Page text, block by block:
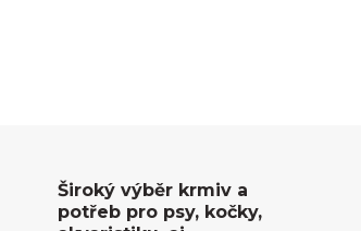
Široký výběr krmiv a
potřeb pro psy, kočky,